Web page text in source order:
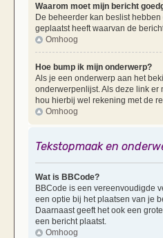
Waarom moet mijn bericht
De beheerder kan beslist
geplaatst heeft waarvan de
Omhoog
Hoe bump ik mijn onderwerp?
Als je een onderwerp aan het
onderwerpenlijst. Als deze link
hou hierbij wel rekening met de
Omhoog
Tekstopmaak en
Wat is BBCode?
BBCode is een vereenvoudigde
een optie bij het plaatsen van je
Daarnaast geeft het ook een
een bericht plaatst.
Omhoog